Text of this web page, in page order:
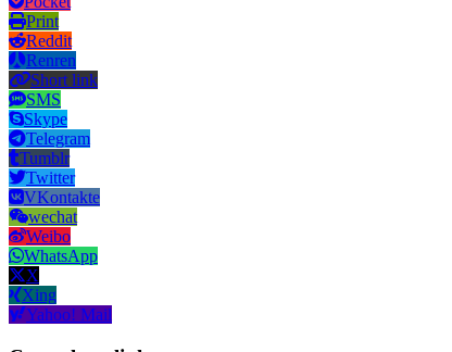
Print
Reddit
Renren
Short link
SMS
Skype
Telegram
Tumblr
Twitter
VKontakte
wechat
Weibo
WhatsApp
X
Xing
Yahoo! Mail